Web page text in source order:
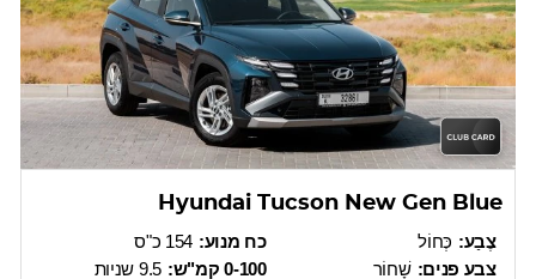
Hyundai Tucson New Gen Blue
כח מנוע: 154 כ"ס
0-100 קמ"ש:
9.5 שניות
צֶבַע: כְּחוֹל
צבע פנים: שָׁחוֹר